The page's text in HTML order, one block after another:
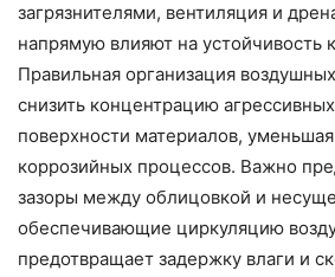
загрязнителями, вентиляция и
напрямую влияют на устойчивость
Правильная организация
снизить концентрацию
поверхности материалов,
коррозийных процессов. Важно
зазоры между облицовкой и
обеспечивающие циркуляцию
предотвращает задержку влаги и